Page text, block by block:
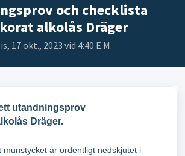
och checklista
alkolås Dräger
17 okt., 2023 vid 4:40 E.M.
utandningsprov
Dräger.
munstycket är ordentligt nedskjutet i